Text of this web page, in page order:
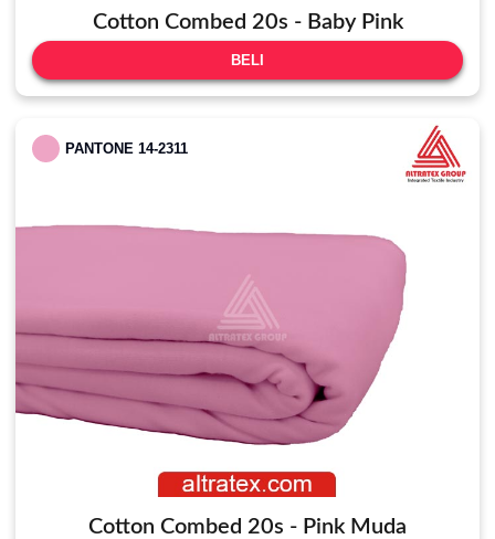
Cotton Combed 20s - Baby Pink
BELI
PANTONE 14-2311
Cotton Combed 20s - Pink Muda